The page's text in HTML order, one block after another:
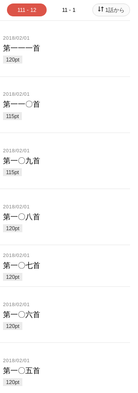
111 - 12 11 - 1 1話から
2018/02/01
第一一一首
120pt
2018/02/01
第一一〇首
115pt
2018/02/01
第一〇九首
115pt
2018/02/01
第一〇八首
120pt
2018/02/01
第一〇七首
120pt
2018/02/01
第一〇六首
120pt
2018/02/01
第一〇五首
120pt